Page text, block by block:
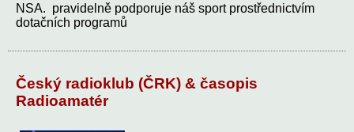
NSA. pravidelně podporuje náš sport prostřednictvím
dotačních programů
Český radioklub (ČRK) & časopis
Radioamatér